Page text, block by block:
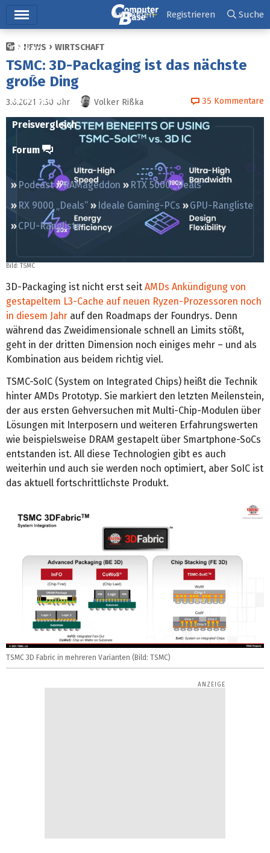
Ticker
Tests
Downloads
Preisvergleich
Forum
Podcast RAMageddon
RTX 5000 „Deals“
RX 9000 „Deals“
Ideale Gaming-PCs
GPU-Rangliste
CPU-Rangliste
Anmelden Registrieren Suche
NEWS WIRTSCHAFT
TSMC: 3D-Packaging ist das nächste
große Ding
3.6.2021 7:30 Uhr Volker Rißka 35 Kommentare
Bild: TSMC
3D-Packaging ist nicht erst seit AMDs Ankündigung von
gestapeltem L3-Cache auf neuen Ryzen-Prozessoren noch
in diesem Jahr auf den Roadmaps der Foundrys. Denn
während das Zweidimensionale schnell an Limits stößt,
geht in der dritten Dimension noch einiges mehr – und als
Kombination aus beidem richtig viel.
TSMC-SoIC (System on Integrated Chips) heißt die Technik
hinter AMDs Prototyp. Sie markiert den letzten Meilenstein,
der aus ersten Gehversuchen mit Multi-Chip-Modulen über
Lösungen mit Interposern und weiteren Erfahrungswerten
wie beispielsweise DRAM gestapelt über Smartphone-SoCs
entstanden ist. All diese Technologien gibt es auch
weiterhin und auch sie werden noch optimiert, aber SoIC ist
das aktuell fortschrittlichste Produkt.
TSMC 3D Fabric in mehreren Varianten (Bild: TSMC)